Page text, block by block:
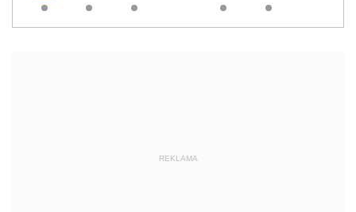
REKLAMA